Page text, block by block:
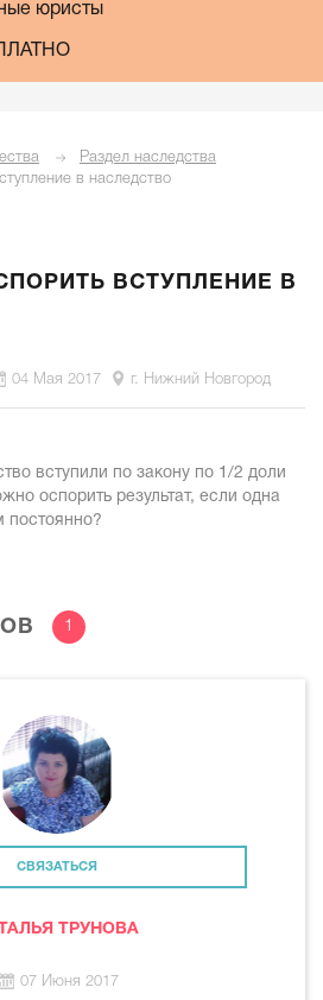
юристы
Раздел наследства
в наследство
ВСТУПЛЕНИЕ В
04 Мая 2017 г. Нижний Новгород
вступили по закону по 1/2 доли
оспорить результат, если одна
постоянно?
1
СВЯЗАТЬСЯ
ТРУНОВА
07 Июня 2017